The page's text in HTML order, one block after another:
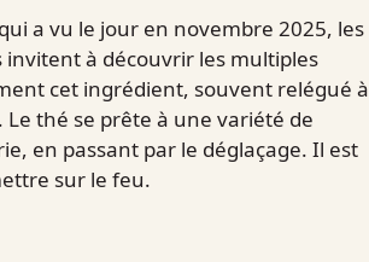
qui a vu le jour en novembre 2025, les
à découvrir les multiples
cet ingrédient, souvent relégué à
thé se prête à une variété de
en passant par le déglaçage. Il est
sur le feu.